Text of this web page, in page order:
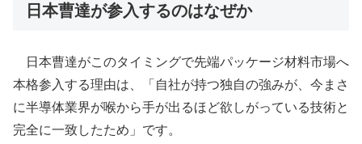
日本曹達が参入するのはなぜか
日本曹達がこのタイミングで先端パッケージ材料市場へ
本格参入する理由は、「自社が持つ独自の強みが、今まさ
に半導体業界が喉から手が出るほど欲しがっている技術と
完全に一致したため」です。